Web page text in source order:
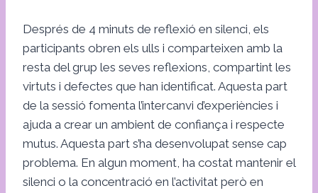
Després de 4 minuts de reflexió en silenci, els
participants obren els ulls i comparteixen amb la
resta del grup les seves reflexions, compartint les
virtuts i defectes que han identificat. Aquesta part
de la sessió fomenta l’intercanvi d’experiències i
ajuda a crear un ambient de confiança i respecte
mutus. Aquesta part s’ha desenvolupat sense cap
problema. En algun moment, ha costat mantenir el
silenci o la concentració en l’activitat però en